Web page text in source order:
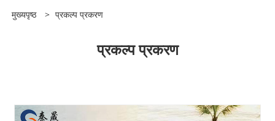
मुख्यपृष्ठ > प्रकल्प प्रकरण
प्रकल्प प्रकरण